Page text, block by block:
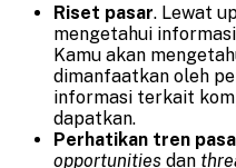
Riset pasar. Lewat
mengetahui
Kamu akan
dimanfaatkan oleh
informasi terkait
dapatkan.
Perhatikan tren
opportunities dan